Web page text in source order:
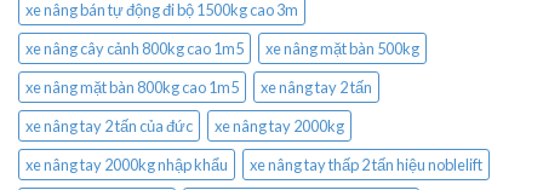
xe nâng bán tự động đi bộ 1500kg cao 3m
xe nâng cây cảnh 800kg cao 1m5
xe nâng mặt bàn 500kg
xe nâng mặt bàn 800kg cao 1m5
xe nâng tay 2 tấn
xe nâng tay 2 tấn của đức
xe nâng tay 2000kg
xe nâng tay 2000kg nhập khẩu
xe nâng tay thấp 2 tấn hiệu noblelift